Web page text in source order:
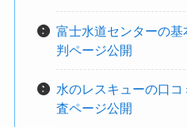
富士水道センターの
判ページ公開
水のレスキューの口
査ページ公開